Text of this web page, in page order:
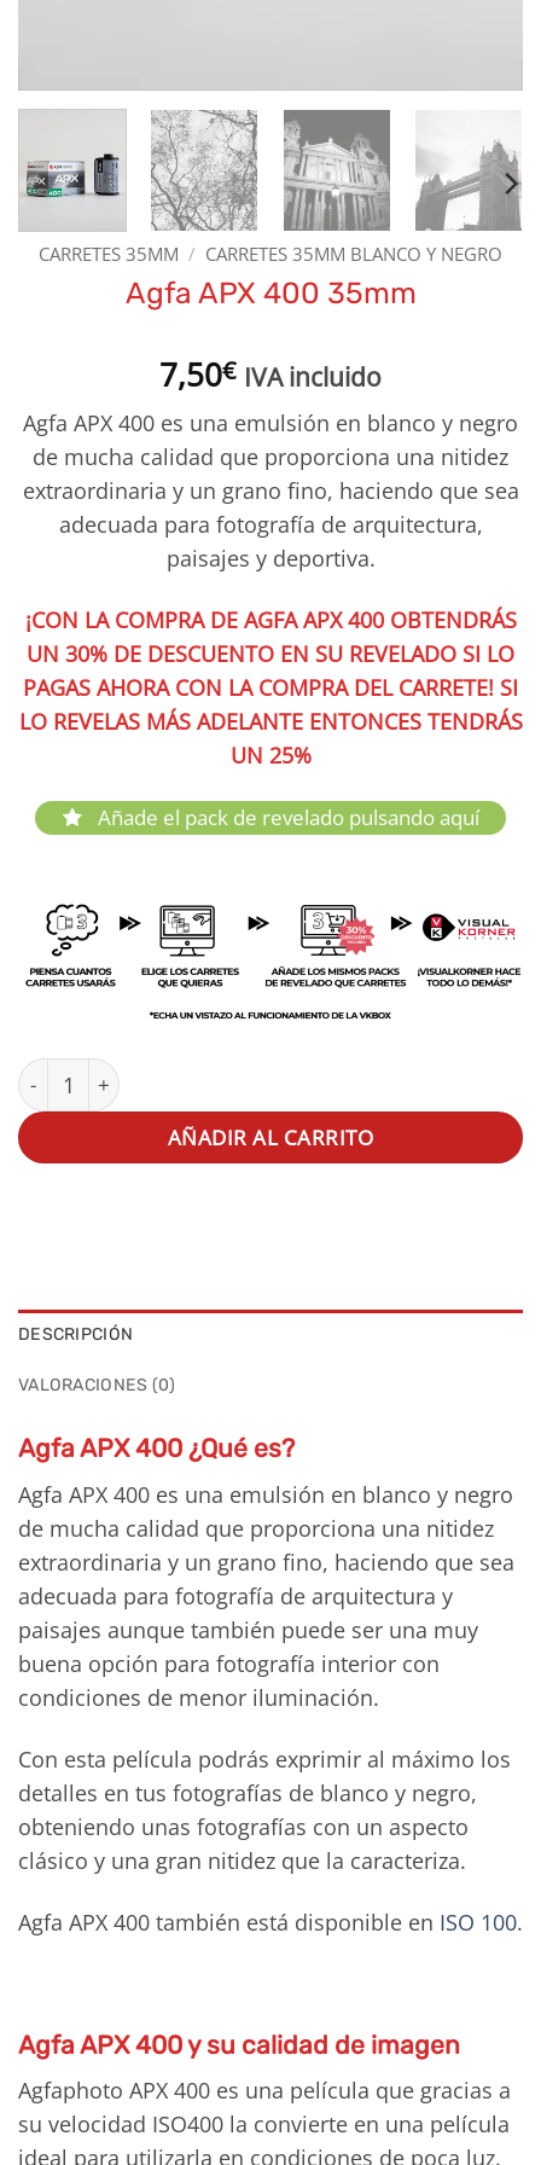
CARRETES 35MM / CARRETES 35MM BLANCO Y NEGRO
Agfa APX 400 35mm
7,50€ IVA incluido
Agfa APX 400 es una emulsión en blanco y negro
de mucha calidad que proporciona una nitidez
extraordinaria y un grano fino, haciendo que sea
adecuada para fotografía de arquitectura,
paisajes y deportiva.
¡CON LA COMPRA DE AGFA APX 400 OBTENDRÁS
UN 30% DE DESCUENTO EN SU REVELADO SI LO
PAGAS AHORA CON LA COMPRA DEL CARRETE! SI
LO REVELAS MÁS ADELANTE ENTONCES TENDRÁS
UN 25%
Añade el pack de revelado pulsando aquí
Agfa APX 400 35mm cantidad
AÑADIR AL CARRITO
DESCRIPCIÓN
VALORACIONES (0)
Agfa APX 400 ¿Qué es?
Agfa APX 400 es una emulsión en blanco y negro
de mucha calidad que proporciona una nitidez
extraordinaria y un grano fino, haciendo que sea
adecuada para fotografía de arquitectura y
paisajes aunque también puede ser una muy
buena opción para fotografía interior con
condiciones de menor iluminación.
Con esta película podrás exprimir al máximo los
detalles en tus fotografías de blanco y negro,
obteniendo unas fotografías con un aspecto
clásico y una gran nitidez que la caracteriza.
Agfa APX 400 también está disponible en ISO 100.
Agfa APX 400 y su calidad de imagen
Agfaphoto APX 400 es una película que gracias a
su velocidad ISO400 la convierte en una película
ideal para utilizarla en condiciones de poca luz.